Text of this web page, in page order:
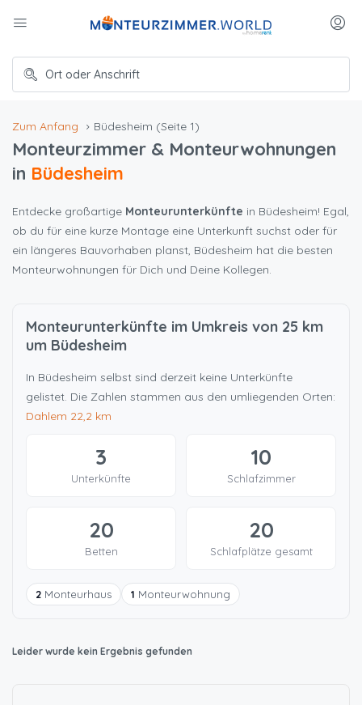
Zum Anfang Büdesheim (Seite 1)
Monteurzimmer & Monteurwohnungen
in Büdesheim
Entdecke großartige Monteurunterkünfte in Büdesheim! Egal,
ob du für eine kurze Montage eine Unterkunft suchst oder für
ein längeres Bauvorhaben planst, Büdesheim hat die besten
Monteurwohnungen für Dich und Deine Kollegen.
Monteurunterkünfte im Umkreis von 25 km
um Büdesheim
In Büdesheim selbst sind derzeit keine Unterkünfte
gelistet. Die Zahlen stammen aus den umliegenden Orten:
Dahlem 22,2 km
3
Unterkünfte
10
Schlafzimmer
20
Betten
20
Schlafplätze gesamt
2 Monteurhaus 1 Monteurwohnung
Leider wurde kein Ergebnis gefunden